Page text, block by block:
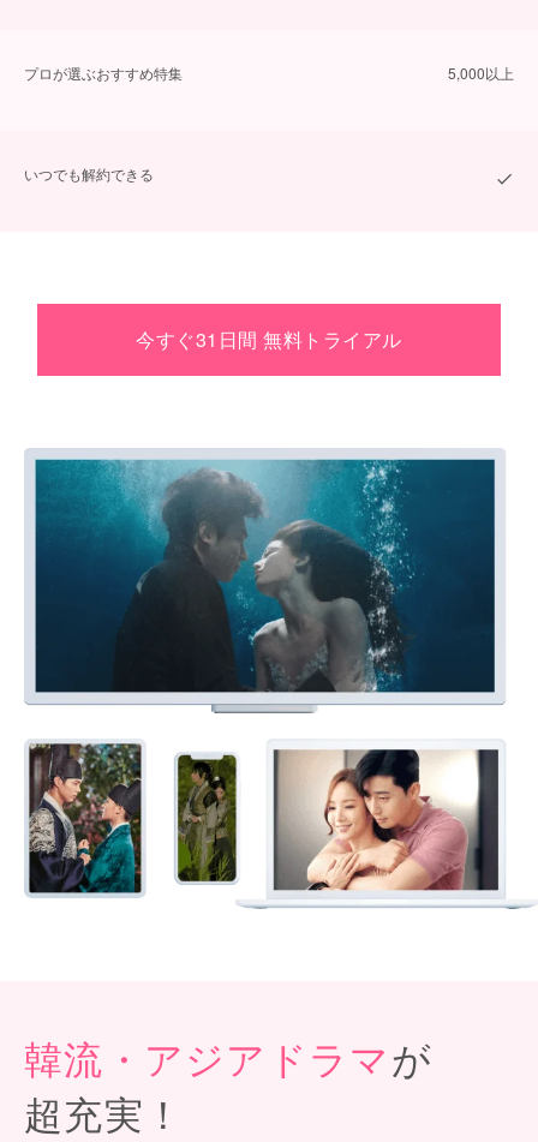
プロが選ぶおすすめ特集 5,000以上
いつでも解約できる
今すぐ31日間 無料トライアル
韓流・アジアドラマが
超充実！